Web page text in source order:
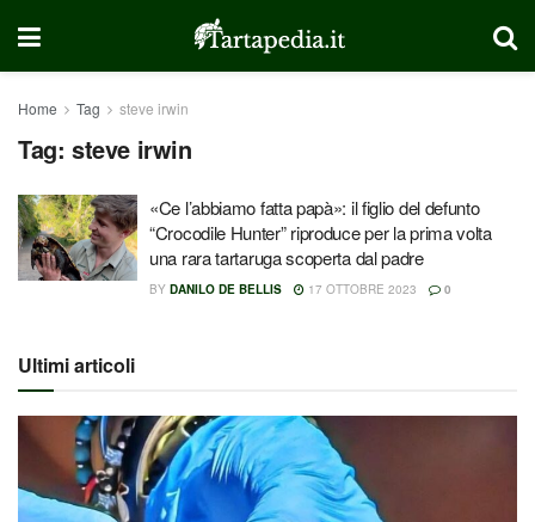
Home Tag steve irwin
Tag: steve irwin
«Ce l’abbiamo fatta papà»: il figlio del defunto
“Crocodile Hunter” riproduce per la prima volta
una rara tartaruga scoperta dal padre
BY DANILO DE BELLIS 17 OTTOBRE 2023 0
Ultimi articoli